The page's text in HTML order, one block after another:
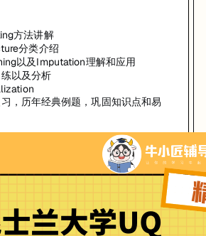
方法讲解
分类介绍
以及Imputation理解和应用
以及分析
，历年经典例题，巩固知识点和易